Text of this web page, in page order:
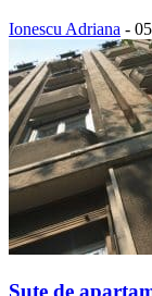
Ionescu Adriana -
Sute de